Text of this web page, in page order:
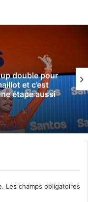
Caffè
nom pour la
italienne, qui
pour 2026
Les champs obligatoires